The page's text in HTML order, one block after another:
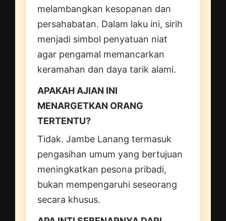
melambangkan kesopanan dan
persahabatan. Dalam laku ini, sirih
menjadi simbol penyatuan niat
agar pengamal memancarkan
keramahan dan daya tarik alami.
APAKAH AJIAN INI
MENARGETKAN ORANG
TERTENTU?
Tidak. Jambe Lanang termasuk
pengasihan umum yang bertujuan
meningkatkan pesona pribadi,
bukan mempengaruhi seseorang
secara khusus.